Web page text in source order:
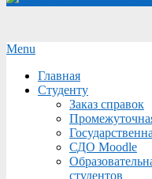
Secondary
Menu
Menu
Главная
Студенту
Заказ справок
СДО Moodle
студентов